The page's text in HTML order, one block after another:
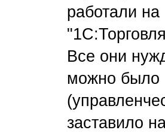
работали
Все они
можно было
заставило